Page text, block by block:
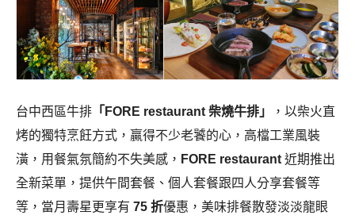
台中西區牛排 「FORE restaurant 柴燒牛排」
，以柴火直
烤的獨特烹飪方式，贏得不少老饕的心，高檔工業風裝
潢，用餐氣氛簡約不失美感， FORE restaurant 近期推出
全新菜單，提供午間套餐、個人套餐跟四人分享套餐等
等，當月壽星更享有 75 折優惠，美味排餐散發淡淡龍眼